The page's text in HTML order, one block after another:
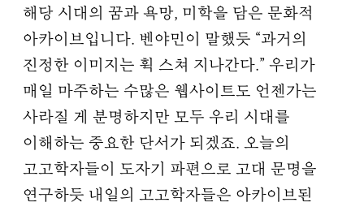
해당 시대의 꿈과 욕망, 미학을 담은 문화적
아카이브입니다. 벤야민이 말했듯 “과거의
진정한 이미지는 휙 스쳐 지나간다.” 우리가
매일 마주하는 수많은 웹사이트도 언젠가는
사라질 게 분명하지만 모두 우리 시대를
이해하는 중요한 단서가 되겠죠. 오늘의
고고학자들이 도자기 파편으로 고대 문명을
연구하듯 내일의 고고학자들은 아카이브된